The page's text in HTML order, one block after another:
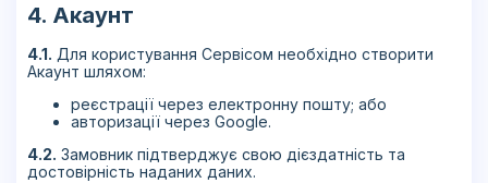
4. Акаунт
4.1. Для користування Сервісом необхідно створити
Акаунт шляхом:
реєстрації через електронну пошту; або
авторизації через Google.
4.2. Замовник підтверджує свою дієздатність та
достовірність наданих даних.